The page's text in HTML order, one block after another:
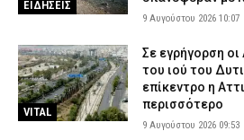
ΕΙΔΗΣΕΙΣ
9 Αυγούστου 2026 10:07
VITAL
Σε εγρήγορση οι
του ιού του
επίκεντρο η
περισσότερο
9 Αυγούστου 2026 09:53